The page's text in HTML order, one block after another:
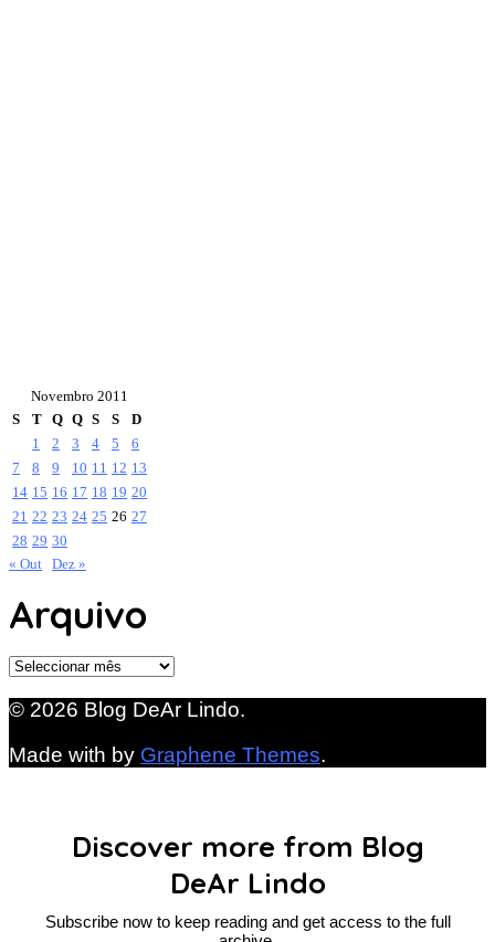
Novembro 2011
S
T Q Q S S
D
1
2 3 4 5
6
7
8 9 10 11 12 13
14 15 16 17 18 19 20
21 22 23 24 25 26 27
28 29 30
« Out Dez »
Arquivo
Arquivo
© 2026 Blog DeAr Lindo.
Made with by Graphene Themes.
Discover more from Blog
DeAr Lindo
Subscribe now to keep reading and get access to the full